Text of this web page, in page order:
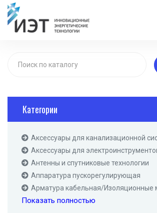
Категории
Аксессуары для канализационной
Аксессуары для
Антенны и спутниковые технологии
Аппаратура пускорегулирующая
Арматура кабельная/Изоляционные
Показать полностью